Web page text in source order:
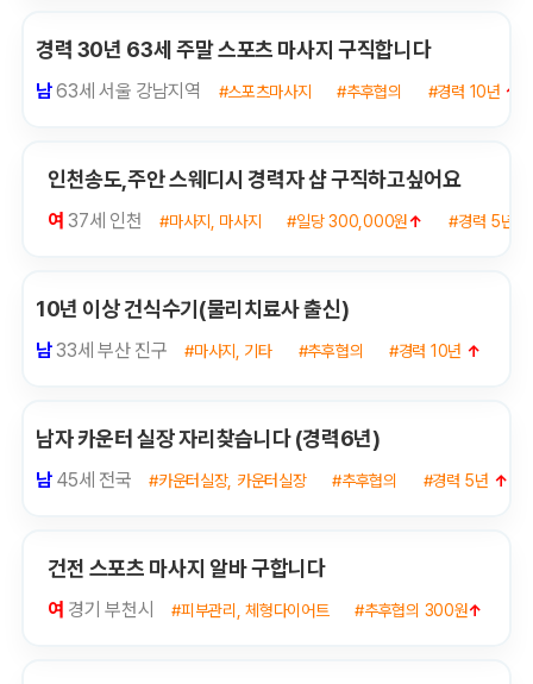
경력 30년 63세 주말 스포츠 마사지 구직합니다
남63세 서울 강남지역 #스포츠마사지 #추후협의 #경력 10년 ↑
인천송도,주안 스웨디시 경력자 샵 구직하고싶어요
여 37세 인천#마사지, 마사지 #일당 300,000원↑ #경력 5년
10년 이상 건식수기(물리치료사 출신)
남33세 부산 진구#마사지, 기타 #추후협의 #경력 10년 ↑
남자 카운터 실장 자리찾습니다 (경력6년)
남45세 전국#카운터실장, 카운터실장 #추후협의 #경력 5년 ↑
건전 스포츠 마사지 알바 구합니다
여 경기 부천시#피부관리, 체형다이어트 #추후협의 300원↑